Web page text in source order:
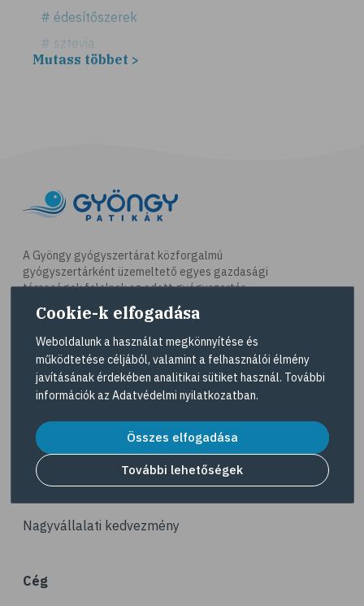
# édesítőszerek
# sztevia
# fogadalom
# célkitűzés
# étkezési napló
# hal
# egészséges táplálkozás
# omega-3
# A-vitamin
# ásványi anyagok
# ízületi fájdalom
# ízületek
# csontok
# porckopás
# csonttörés
Mutass többet >
A Gyöngy gyógyszertárat közforgalmú
gyógyszertárként üzemeltető egyes gazdasági
társaságok felelnek az adott gyógyszertár
működésért. A Gyöngy gyógyszertárak listáját és
elérhetőségeit a Gyógyszertár kereső
tekintheti meg.
Navigáció
Dermokozmetikumok
Gyöngy Patika Magazin
Nagyvállalati kedvezmény
Cég
Cookie-k elfogadása
Weboldalunk a használat megkönnyítése és
működtetése céljából, valamint a felhasználói élmény
javításának érdekében analitikai sütiket használ. További
információk az Adatvédelmi nyilatkozatban.
Összes elfogadása
További lehetőségek